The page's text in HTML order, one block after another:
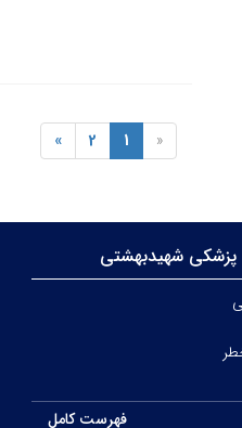
«
1
2
»
پزشکی شهیدبهشتی
فهرست کامل